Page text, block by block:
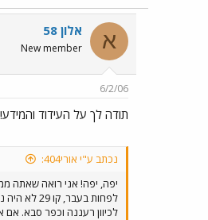
א אלון 58
New member
6/2/06
תודה לך על העידוד והמידע!
נכתב ע"י אורי404:
יפה, יפה! אני רואה שאתה
לפחות
לכיוון רעננה וכפר סבא.